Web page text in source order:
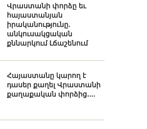
Վրաստանի փորձը եւ
հայաստանյան
իրականությունը.
անկուսակցական
քննարկում Լճաշենում
Հայաստանը կարող է
դասեր քաղել Վրաստանի
քաղաքական փորձից․...